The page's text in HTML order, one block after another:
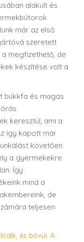
alakult és
már az első
szeretett
megfizethető, de
készítése volt a
bükkfa és magas
keresztül, ami a
így kapott már
követően
a gyermekekre
Így
mind a
de
teljesen
és bővül. A